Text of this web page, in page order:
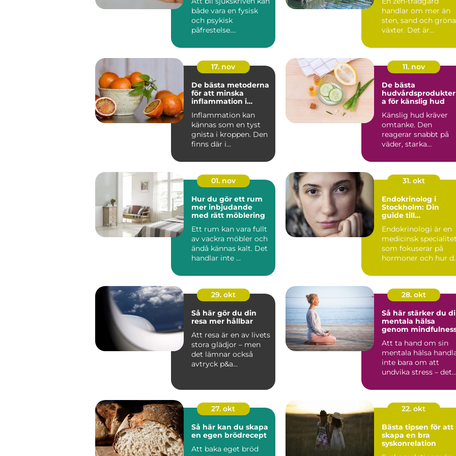
både vara en fysisk
och psykisk
påfrestelse.
handlar om mer än
sten, sand och gröna
växter. Det är...
17. nov
De bästa metoderna
för att minska
inflammation i
Inflammation kan
kännas som en tyst
gnista i kroppen. Den
finns där i
p&ari...
11. nov
De bästa
a för känslig hud
Känslig hud kräver
omtanke. Den
reagerar snabbt på
väder, starka
01. nov
Hur du gör ett rum
mer inbjudande
med rätt möblering
Ett rum kan vara fullt
av vackra möbler och
ändå kännas kalt. Det
handlar inte ...
31. okt
Endokrinolog i
Stockholm: Din
guide till
Endokrinologi är en
medicinsk
som fokuserar på
hormoner och hur
29. okt
Så här gör du din
resa mer hållbar
Att resa är en av livets
stora glädjor – men
det lämnar också
avtryck p&a...
28. okt
Så här stärker du
mentala hälsa
genom
Att ta hand om sin
mentala hälsa
inte bara om att
undvika stress – det
27. okt
Så här kan du skapa
en egen brödrecept
Att baka eget bröd
22. okt
Bästa tipsen för att
skapa en bra
syskonrelation